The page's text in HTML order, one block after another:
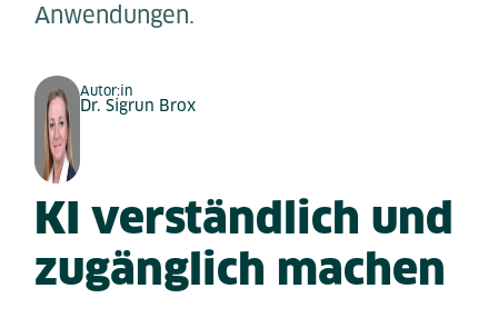
Anwendungen.
Autor:in
Dr. Sigrun Brox
KI verständlich und
zugänglich machen